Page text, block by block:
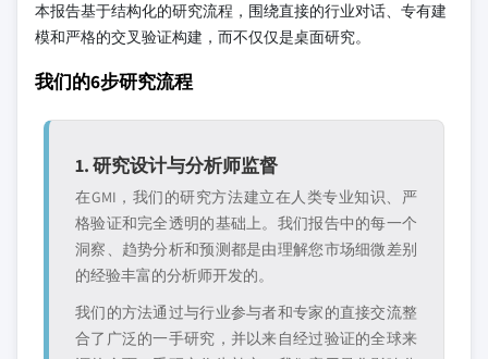
本报告基于结构化的研究流程，围绕直接的行业对话、专有建
模和严格的交叉验证构建，而不仅仅是桌面研究。
我们的6步研究流程
1. 研究设计与分析师监督
在GMI，我们的研究方法建立在人类专业知识、严
格验证和完全透明的基础上。我们报告中的每一个
洞察、趋势分析和预测都是由理解您市场细微差别
的经验丰富的分析师开发的。
我们的方法通过与行业参与者和专家的直接交流整
合了广泛的一手研究，并以来自经过验证的全球来